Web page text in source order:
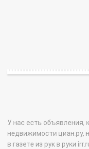
У нас есть объявления,
недвижимости циан.ру,
в газете из рук в руки